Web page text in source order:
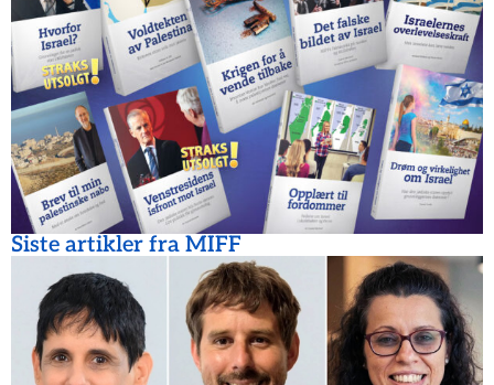
Siste artikler fra MIFF